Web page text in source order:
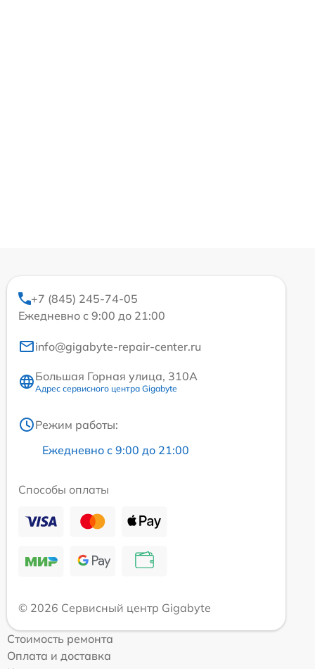
+7 (845) 245-74-05
Ежедневно с 9:00 до 21:00
info@gigabyte-repair-center.ru
Большая Горная улица, 310А
Адрес сервисного центра Gigabyte
Режим работы:
Ежедневно с 9:00 до 21:00
Способы оплаты
© 2026 Сервисный центр Gigabyte
Стоимость ремонта
Оплата и доставка